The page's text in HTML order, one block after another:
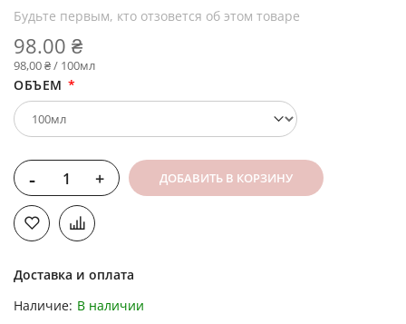
Будьте первым, кто отзовется об этом товаре
98.00 ₴
98,00 ₴ / 100мл
ОБЪЕМ
- + ДОБАВИТЬ В КОРЗИНУ
Доставка и оплата
Наличие: В наличии